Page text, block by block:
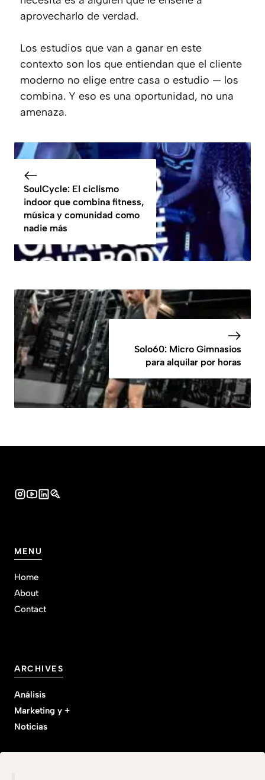
aprovecharlo de verdad.
Los estudios que van a ganar en este
contexto son los que entiendan que el cliente
moderno no elige entre casa o estudio — los
combina. Y eso es una oportunidad, no una
amenaza.
SoulCycle: El ciclismo
indoor que combina fitness,
música y comunidad como
nadie más
Solo60: Micro Gimnasios
para alquilar por horas
MENU
Home
About
Contact
ARCHIVES
Análisis
Marketing y +
Noticias